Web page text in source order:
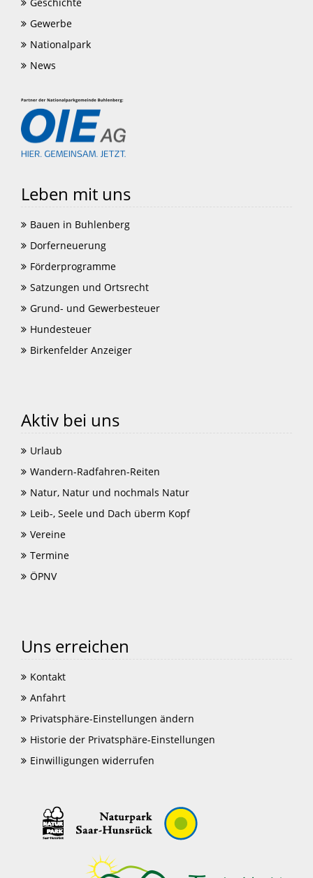
Gewerbe
Nationalpark
News
Leben mit uns
Bauen in Buhlenberg
Dorferneuerung
Förderprogramme
Satzungen und Ortsrecht
Grund- und Gewerbesteuer
Hundesteuer
Birkenfelder Anzeiger
Aktiv bei uns
Urlaub
Wandern-Radfahren-Reiten
Natur, Natur und nochmals Natur
Leib-, Seele und Dach überm Kopf
Vereine
Termine
ÖPNV
Uns erreichen
Kontakt
Anfahrt
Privatsphäre-Einstellungen ändern
Historie der Privatsphäre-Einstellungen
Einwilligungen widerrufen